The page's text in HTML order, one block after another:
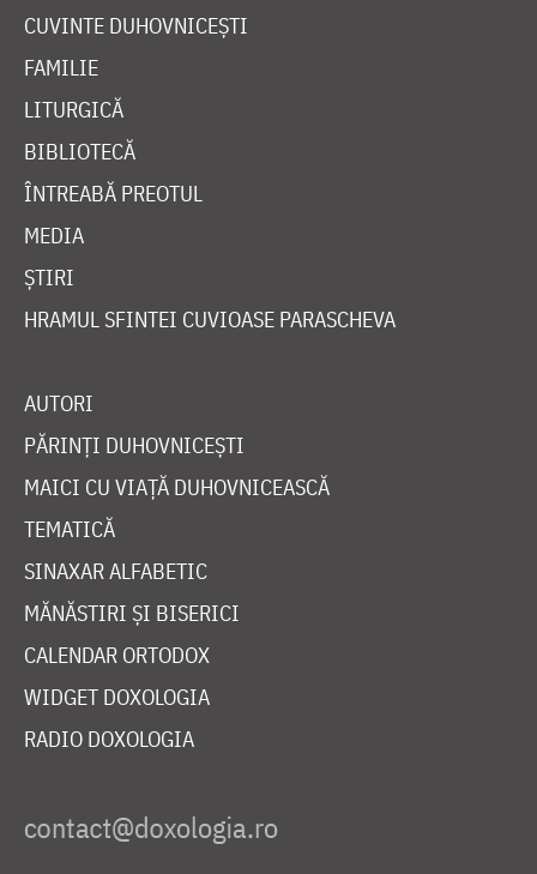
CUVINTE DUHOVNICEȘTI
FAMILIE
LITURGICĂ
BIBLIOTECĂ
ÎNTREABĂ PREOTUL
MEDIA
ȘTIRI
HRAMUL SFINTEI CUVIOASE PARASCHEVA
AUTORI
PĂRINȚI DUHOVNICEȘTI
MAICI CU VIAȚĂ DUHOVNICEASCĂ
TEMATICĂ
SINAXAR ALFABETIC
MĂNĂSTIRI ȘI BISERICI
CALENDAR ORTODOX
WIDGET DOXOLOGIA
RADIO DOXOLOGIA